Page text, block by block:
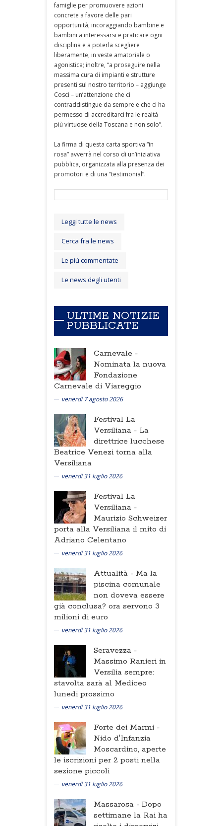
famiglie per promuovere azioni
concrete a favore delle pari
opportunità, incoraggiando bambine e
bambini a interessarsi e praticare ogni
disciplina e a poterla scegliere
liberamente, in veste amatoriale o
agonistica; inoltre, “a proseguire nella
massima cura di impianti e strutture
presenti sul nostro territorio – aggiunge
Cosci – un’attenzione che ci
contraddistingue da sempre e che ci ha
permesso di accreditarci fra le realtà
più virtuose della Toscana e non solo”.
La firma di questa carta sportiva “in
rosa” avverrà nel corso di un’iniziativa
pubblica, organizzata alla presenza dei
promotori e di una “testimonial”.
Leggi tutte le news
Cerca fra le news
Le più commentate
Le news degli utenti
ULTIME NOTIZIE
PUBBLICATE
Carnevale -
Nominata la nuova
Fondazione
Carnevale di Viareggio
venerdì 7 agosto 2026
Festival La
Versiliana - La
direttrice lucchese
Beatrice Venezi torna alla
Versiliana
venerdì 31 luglio 2026
Festival La
Versiliana -
Maurizio Schweizer
porta alla Versiliana il mito di
Adriano Celentano
venerdì 31 luglio 2026
Attualità - Ma la
piscina comunale
non doveva essere
già conclusa? ora servono 3
milioni di euro
venerdì 31 luglio 2026
Seravezza -
Massimo Ranieri in
Versilia sempre:
stavolta sarà al Mediceo
lunedi prossimo
venerdì 31 luglio 2026
Forte dei Marmi -
Nido d'Infanzia
Moscardino, aperte
le iscrizioni per 2 posti nella
sezione piccoli
venerdì 31 luglio 2026
Massarosa - Dopo
settimane la Rai ha